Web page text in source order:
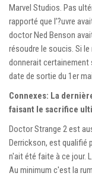
Marvel Studios. Pas
rapporté que l’?uvre
doctor Ned Benson
résoudre le soucis. Si
donnerait certainement
date de sortie du 1er
Connexes: La
faisant le sacrifice
Doctor Strange 2 est
Derrickson, est qualifié
n'ait été faite à ce jour.
Au minimum c'est la